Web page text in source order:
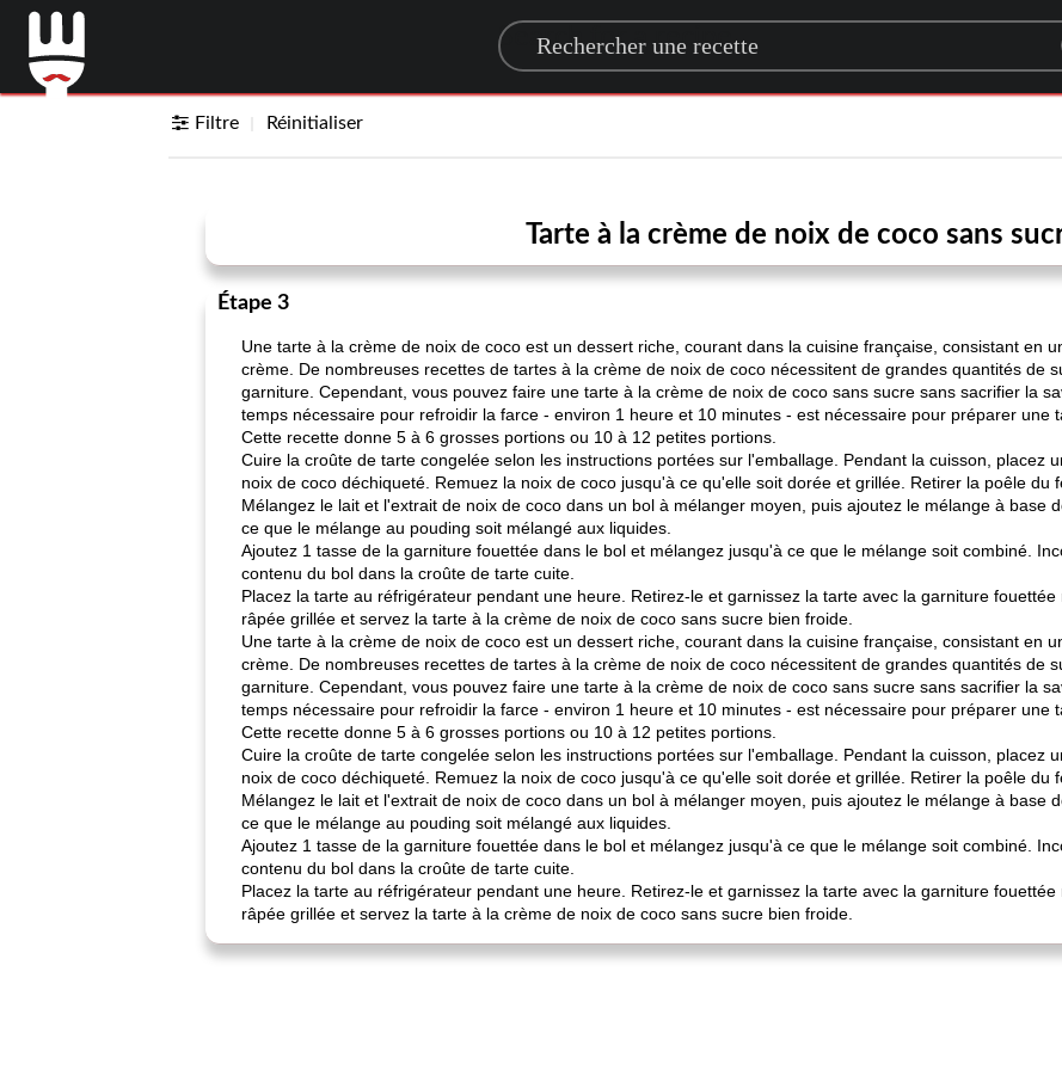
Search for a recipe
Filtre Réinitialiser
Tarte à la crème de noix de coco sans
Étape 3
Une tarte à la crème de noix de coco est un dessert riche, courant dans la cuisine française, consistant en
crème. De nombreuses recettes de tartes à la crème de noix de coco nécessitent de grandes quantités de
garniture. Cependant, vous pouvez faire une tarte à la crème de noix de coco sans sucre sans sacrifier la
temps nécessaire pour refroidir la farce - environ 1 heure et 10 minutes - est nécessaire pour préparer une
Cette recette donne 5 à 6 grosses portions ou 10 à 12 petites portions.
Cuire la croûte de tarte congelée selon les instructions portées sur l'emballage. Pendant la cuisson, placez
noix de coco déchiqueté. Remuez la noix de coco jusqu'à ce qu'elle soit dorée et grillée. Retirer la poêle du
Mélangez le lait et l'extrait de noix de coco dans un bol à mélanger moyen, puis ajoutez le mélange à base
ce que le mélange au pouding soit mélangé aux liquides.
Ajoutez 1 tasse de la garniture fouettée dans le bol et mélangez jusqu'à ce que le mélange soit combiné.
contenu du bol dans la croûte de tarte cuite.
Placez la tarte au réfrigérateur pendant une heure. Retirez-le et garnissez la tarte avec la garniture
râpée grillée et servez la tarte à la crème de noix de coco sans sucre bien froide.
Une tarte à la crème de noix de coco est un dessert riche, courant dans la cuisine française, consistant en
crème. De nombreuses recettes de tartes à la crème de noix de coco nécessitent de grandes quantités de
garniture. Cependant, vous pouvez faire une tarte à la crème de noix de coco sans sucre sans sacrifier la
temps nécessaire pour refroidir la farce - environ 1 heure et 10 minutes - est nécessaire pour préparer une
Cette recette donne 5 à 6 grosses portions ou 10 à 12 petites portions.
Cuire la croûte de tarte congelée selon les instructions portées sur l'emballage. Pendant la cuisson, placez
noix de coco déchiqueté. Remuez la noix de coco jusqu'à ce qu'elle soit dorée et grillée. Retirer la poêle du
Mélangez le lait et l'extrait de noix de coco dans un bol à mélanger moyen, puis ajoutez le mélange à base
ce que le mélange au pouding soit mélangé aux liquides.
Ajoutez 1 tasse de la garniture fouettée dans le bol et mélangez jusqu'à ce que le mélange soit combiné.
contenu du bol dans la croûte de tarte cuite.
Placez la tarte au réfrigérateur pendant une heure. Retirez-le et garnissez la tarte avec la garniture
râpée grillée et servez la tarte à la crème de noix de coco sans sucre bien froide.